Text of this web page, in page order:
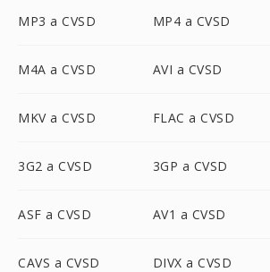
MP3 a CVSD MP4 a CVSD
M4A a CVSD AVI a CVSD
MKV a CVSD FLAC a CVSD
3G2 a CVSD 3GP a CVSD
ASF a CVSD AV1 a CVSD
CAVS a CVSD DIVX a CVSD